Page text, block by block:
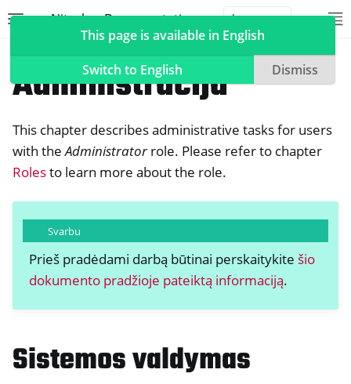
Nitrokey Documentation
navigation of Nitrokeys
navigation of NitroPad, NitroPC
navigation of NextBox
navigation of NetHSM
Administracija
This chapter describes administrative tasks for users
with theAdministratorrole. Please refer to chapter
Rolesto learn more about the role.
Svarbu
Prieš pradėdami darbą būtinai perskaitykite šio
dokumento pradžioje pateiktą informaciją.
Sistemos valdymas
This page is available in English
Switch to English
Dismiss